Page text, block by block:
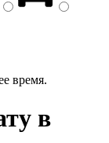
время.
в